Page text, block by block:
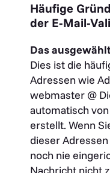
Häufige
der E-Mail-
Das
Dies ist die
Adressen wie
webmaster @
automatisch
erstellt. Wenn
dieser
noch nie